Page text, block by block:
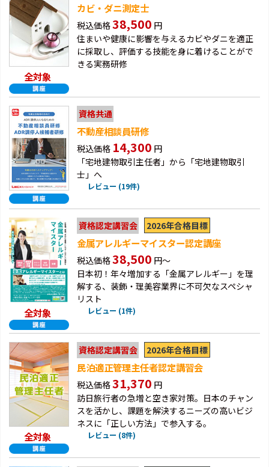
全対象
カビ・ダニ測定士
税込価格38,500 円
住まいや健康に影響を与えるカビやダニを適正
に採取し、評価する技能を身に着けることがで
きる実務研修
資格共通
不動産相談員研修
税込価格 14,300 円
「宅地建物取引主任者」から「宅地建物取引
士」へ
レビュー (19件)
全対象
資格認定講習会 2026年合格目標
金属アレルギーマイスター認定講座
税込価格38,500 円～
日本初！年々増加する「金属アレルギー」を理
解する、装飾・理美容業界に不可欠なスペシャ
リスト
レビュー (1件)
全対象
資格認定講習会 2026年合格目標
民泊適正管理主任者認定講習会
税込価格31,370 円
訪日旅行者の急増と空き家対策。日本のチャン
スを活かし、課題を解決するニーズの高いビジ
ネスに「正しい方法」で参入する。
レビュー (8件)